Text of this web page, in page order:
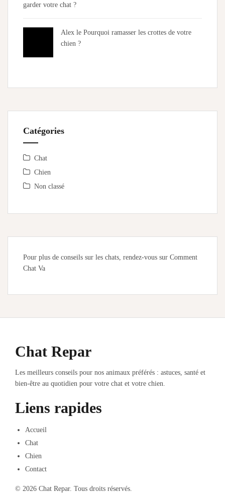
garder votre chat ?
Alex le Pourquoi ramasser les crottes de votre
chien ?
Catégories
Chat
Chien
Non classé
Pour plus de conseils sur les chats, rendez-vous sur Comment
Chat Va
Chat Repar
Les meilleurs conseils pour nos animaux préférés : astuces, santé et
bien-être au quotidien pour votre chat et votre chien.
Liens rapides
Accueil
Chat
Chien
Contact
© 2026 Chat Repar. Tous droits réservés.